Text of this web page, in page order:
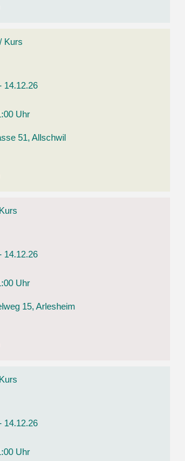
Kurs
14.12.26
Uhr
51, Allschwil
14.12.26
Uhr
15, Arlesheim
14.12.26
Uhr